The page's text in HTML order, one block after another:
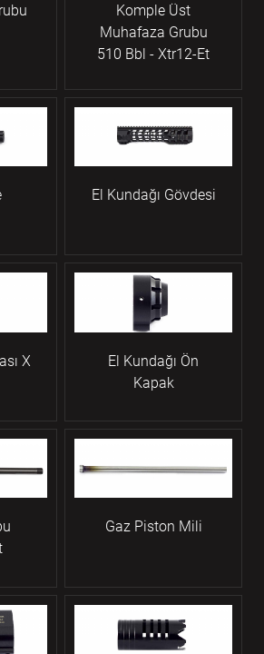
Komple Üst
Muhafaza Grubu
510 Bbl - Xtr12-Et
El Kundağı Gövdesi
X
El Kundağı Ön
Kapak
Gaz Piston Mili